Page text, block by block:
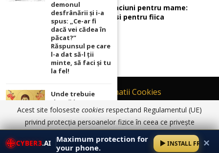
Sunt 2 rugaciuni pentru mame:
pentru fiu si pentru fiica
Contact
Informatii Cookies
Politică de Confidențialitate
TERMENI SI CONDITII DE UTILIZARE
© 2017 - 2026 Ortodoxia | Termeni și condiții de utilizare | Informatii
Cookies | Politică de Confidențialitate
CYBER3.AI Maximum protection for
your phone.
INSTALL FREE✕
demonul
desfrânării şi i-a
spus: „Ce-ar fi
dacă vei cădea în
păcat?”
Răspunsul pe care
l-a dat să-l ții
minte, să faci și tu
la fel!
Unde trebuie
ținută icoana cu
Maica Domnului
pentru ca
rugăciunile
noastre să prindă
putere
Acest site foloseste cookies respectand Regulamentul (UE)
privind protecția persoanelor fizice în ceea ce privește
prelucrarea datelor cu caracter personal și privind libera
circulație a acestor date.
Detalii aici